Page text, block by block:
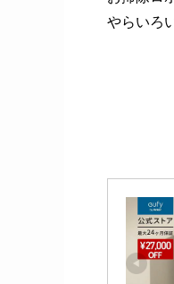
やらいろ